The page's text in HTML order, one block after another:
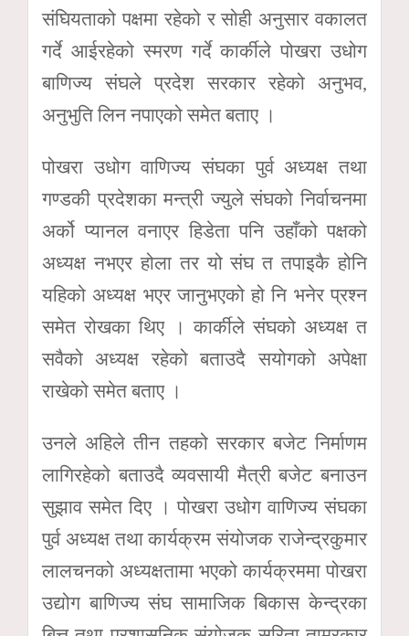
संघियताको पक्षमा रहेको र सोही अनुसार वकालत
गर्दे आईरहेको स्मरण गर्दे कार्कीले पोखरा उधोग
बाणिज्य संघले प्रदेश सरकार रहेको अनुभव,
अनुभुति लिन नपाएको समेत बताए ।
पोखरा उधोग वाणिज्य संघका पुर्व अध्यक्ष तथा
गण्डकी प्रदेशका मन्त्री ज्युले संघको निर्वाचनमा
अर्को प्यानल वनाएर हिडेता पनि उहाँको पक्षको
अध्यक्ष नभएर होला तर यो संघ त तपाइकै होनि
यहिको अध्यक्ष भएर जानुभएको हो नि भनेर प्रश्न
समेत रोखका थिए । कार्कीले संघको अध्यक्ष त
सवैको अध्यक्ष रहेको बताउदै सयोगको अपेक्षा
राखेको समेत बताए ।
उनले अहिले तीन तहको सरकार बजेट निर्माणम
लागिरहेको बताउदै व्यवसायी मैत्री बजेट बनाउन
सुझाव समेत दिए । पोखरा उधोग वाणिज्य संघका
पुर्व अध्यक्ष तथा कार्यक्रम संयोजक राजेन्द्रकुमार
लालचनको अध्यक्षतामा भएको कार्यक्रममा पोखरा
उद्योग बाणिज्य संघ सामाजिक बिकास केन्द्रका